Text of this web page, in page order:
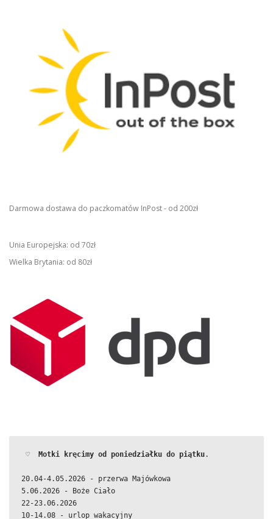
Darmowa dostawa do paczkomatów InPost - od 200zł
Unia Europejska: od 70zł
Wielka Brytania: od 80zł
♡ Motki kręcimy od poniedziałku do piątku.
20.04-4.05.2026 - przerwa Majówkowa
5.06.2026 - Boże Ciało
22-23.06.2026
10-14.08 - urlop wakacyjny